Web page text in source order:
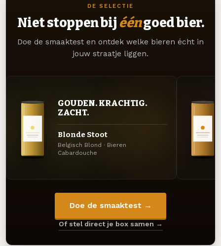
DE SELECTIE
Niet stoppen bij ééngoed bier.
Doe de smaaktest en ontdek welke bieren écht in
jouw straatje liggen.
GOUDEN. KRACHTIG.
ZACHT.
Blonde Stoot
Belgisch Blond · Bieren
Cabardouche
Doe de smaaktest →
Of stel direct je box samen →